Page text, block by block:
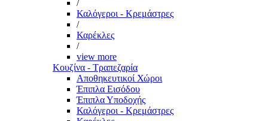
/
Καλόγεροι - Κρεμάστρες
/
Καρέκλες
/
view more
Κουζίνα - Τραπεζαρία
Αποθηκευτικοί Χώροι
Έπιπλα Εισόδου
Έπιπλα Υποδοχής
Καλόγεροι - Κρεμάστρες